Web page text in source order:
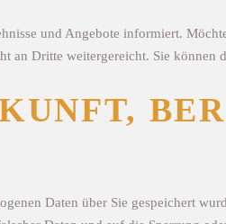
und Angebote informiert.
Dritte weitergereicht. Sie können
Daten über Sie gespeichert